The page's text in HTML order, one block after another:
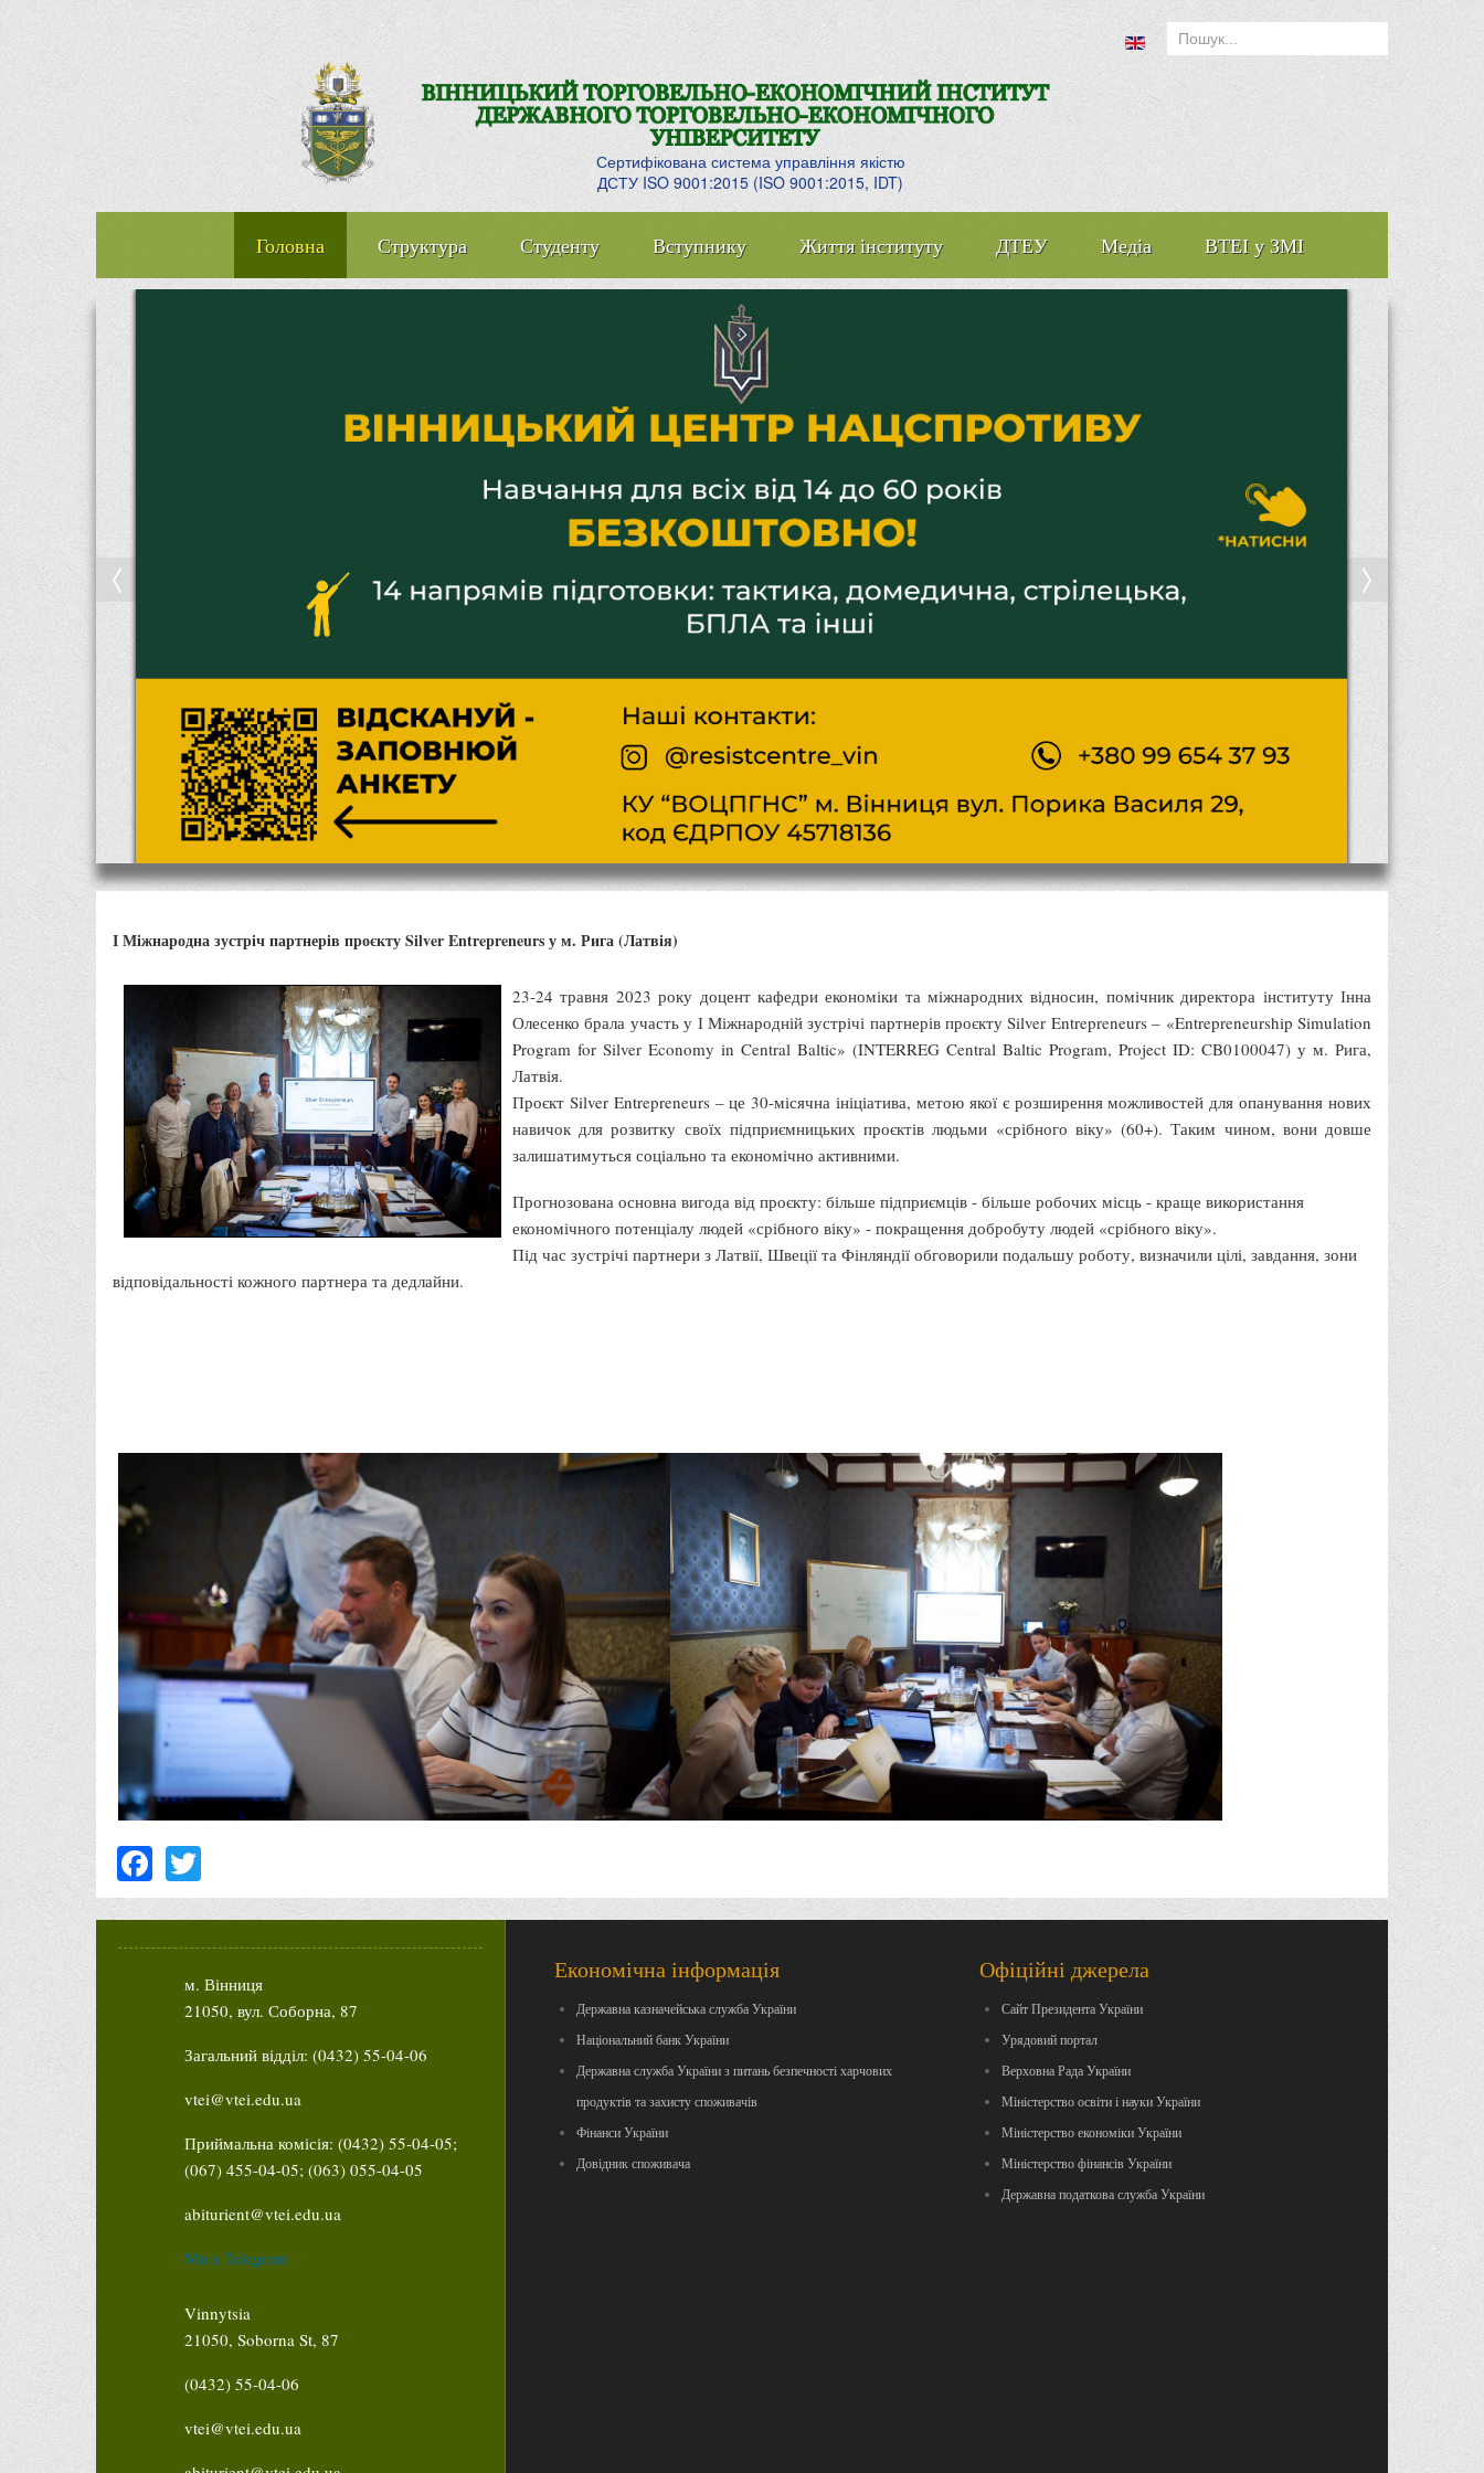
Сертифікована система управління якістю
ДСТУ ISO 9001:2015 (ISO 9001:2015, IDT)
Головна Структура Студенту Вступнику Життя інституту ДТЕУ Медіа ВТЕІ у ЗМІ
І Міжнародна зустріч партнерів проєкту Silver Entrepreneurs у м. Рига (Латвія)
23-24 травня 2023 року доцент кафедри економіки та міжнародних відносин, помічник директора інституту Інна
Олесенко брала участь у І Міжнародній зустрічі партнерів проєкту Silver Entrepreneurs – «Entrepreneurship Simulation
Program for Silver Economy in Central Baltic» (INTERREG Central Baltic Program, Project ID: CB0100047) у м. Рига,
Латвія.
Проєкт Silver Entrepreneurs – це 30-місячна ініціатива, метою якої є розширення можливостей для опанування нових
навичок для розвитку своїх підприємницьких проєктів людьми «срібного віку» (60+). Таким чином, вони довше
залишатимуться соціально та економічно активними.
Прогнозована основна вигода від проєкту: більше підприємців - більше робочих місць - краще використання
економічного потенціалу людей «срібного віку» - покращення добробуту людей «срібного віку».
Під час зустрічі партнери з Латвії, Швеції та Фінляндії обговорили подальшу роботу, визначили цілі, завдання, зони
відповідальності кожного партнера та дедлайни.
Facebook
м. Вінниця
21050, вул. Соборна, 87
Загальний відділ: (0432) 55-04-06
vtei@vtei.edu.ua
Приймальна комісія: (0432) 55-04-05;
(067) 455-04-05; (063) 055-04-05
abiturient@vtei.edu.ua
Ми в Telegram
Vinnytsia
21050, Soborna St, 87
(0432) 55-04-06
vtei@vtei.edu.ua
Економічна інформація
Державна казначейська служба України
Національний банк України
Державна служба України з питань безпечності харчових
продуктів та захисту споживачів
Фінанси України
Довідник споживача
Офіційні джерела
Сайт Президента України
Урядовий портал
Верховна Рада України
Міністерство освіти і науки України
Міністерство економіки України
Міністерство фінансів України
Державна податкова служба України